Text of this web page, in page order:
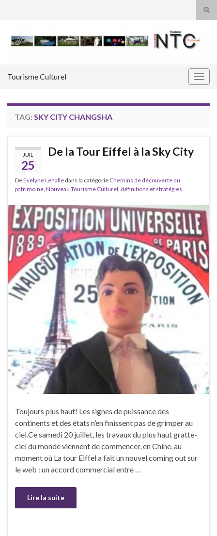
Tourisme Culturel
TAG: SKY CITY CHANGSHA
JUIL
25
De la Tour Eiffel à la Sky City
DeEvelyne Lehalle dans la catégorie Chemins de découverte du
patrimoine, Nouveau Tourisme Culturel, définitions et stratégies
Toujours plus haut! Les signes de puissance des
continents et des états n’en finissent pas de grimper au
ciel.Ce samedi 20 juillet, les travaux du plus haut gratte-
ciel du monde viennent de commencer, en Chine, au
moment où La tour Eiffel a fait un nouvel coming out sur
le web : un accord commercial entre …
Lire la suite